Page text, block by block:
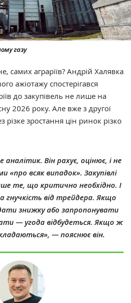
газу
самих аграріїв? Андрій Халявка
ажіотажу спостерігався
до закупівель не лише на
2026 року. Але вже з другої
зростання цін ринок різко
аналітик. Він рахує, оцінює, і не
«про всяк випадок». Закупівлі
те, що критично необхідно. І
гнучкість від трейдера. Якщо
знижку або запропонувати
— угода відбудеться. Якщо ж
— пояснює він.